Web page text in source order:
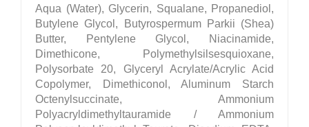
Aqua (Water), Glycerin, Squalane, Propanediol,
Butylene Glycol, Butyrospermum Parkii (Shea)
Butter, Pentylene Glycol, Niacinamide,
Dimethicone, Polymethylsilsesquioxane,
Polysorbate 20, Glyceryl Acrylate/Acrylic Acid
Copolymer, Dimethiconol, Aluminum Starch
Octenylsuccinate, Ammonium
Polyacryldimethyltauramide / Ammonium